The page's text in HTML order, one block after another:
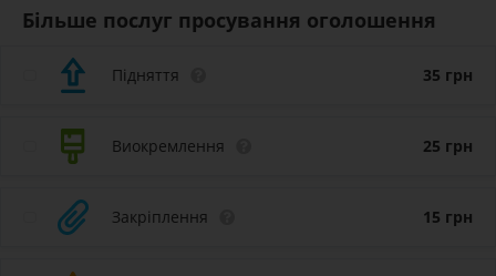
Більше послуг просування оголошення
Підняття 35 грн
Виокремлення 25 грн
Закріплення 15 грн